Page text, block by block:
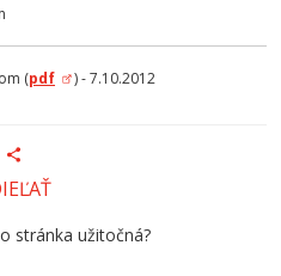
(pdf ) - 7.10.2012
stránka užitočná?